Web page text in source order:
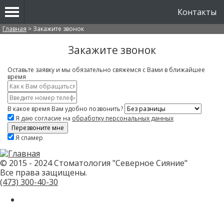
Контакты
Вы здесь
Главная > Закажите звонок
Закажите звонок
Оставьте заявку и мы обязательно свяжемся с Вами в ближайшее
время
Имя
*
Контактный
телефон
*
В какое время Вам удобно позвонить?
Я даю согласие на обработку персональных данных
Скажите,
не
заполняйте
это
поле.
CAPTCHA
только
роботов!
Я спамер
© 2015 - 2024 Стоматология "Северное Сияние"
Все права защищены.
(473) 300-40-30